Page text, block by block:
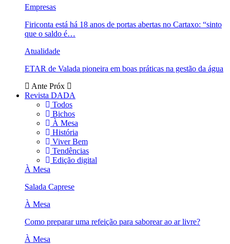
Empresas
Firiconta está há 18 anos de portas abertas no Cartaxo: “sinto
que o saldo é…
Atualidade
ETAR de Valada pioneira em boas práticas na gestão da água
Ante Próx
Revista DADA
Todos
Bichos
À Mesa
História
Viver Bem
Tendências
Edição digital
À Mesa
Salada Caprese
À Mesa
Como preparar uma refeição para saborear ao ar livre?
À Mesa